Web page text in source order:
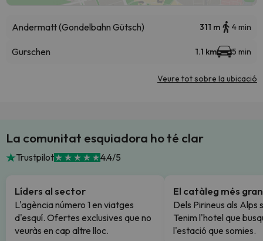
Andermatt (Gondelbahn Gütsch) 311 m 4 min
Gurschen 1.1 km 5 min
Veure tot sobre la ubicació
La comunitat esquiadora ho té clar
Trustpilot 4.4/5
Líders al sector
L'agència número 1 en viatges
d'esquí. Ofertes exclusives que no
veuràs en cap altre lloc.
El catàleg més gran
Dels Pirineus als Alps
Tenim l'hotel que
l'estació que somies.